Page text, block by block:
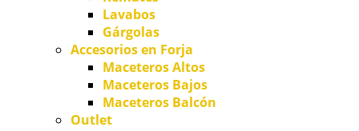
Lavabos
Gárgolas
Accesorios en Forja
Maceteros Altos
Maceteros Bajos
Maceteros Balcón
Outlet